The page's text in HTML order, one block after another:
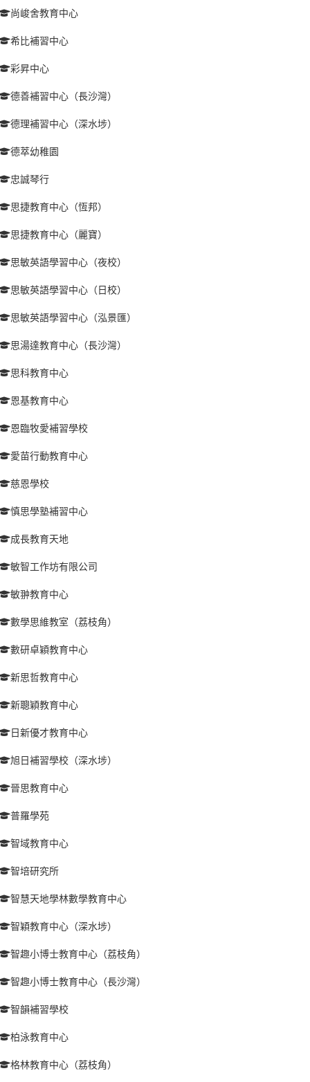
尚峻舍教育中心
希比補習中心
彩昇中心
德善補習中心（長沙灣）
德理補習中心（深水埗）
德萃幼稚園
忠誠琴行
思捷教育中心（恆邦）
思捷教育中心（麗寶）
思敏英語學習中心（夜校）
思敏英語學習中心（日校）
思敏英語學習中心（泓景匯）
思湯達教育中心（長沙灣）
思科教育中心
恩基教育中心
恩臨牧愛補習學校
愛苗行動教育中心
慈恩學校
慎思學塾補習中心
成長教育天地
敏智工作坊有限公司
敏翀教育中心
數學思維教室（荔枝角）
數研卓穎教育中心
新思哲教育中心
新聰穎教育中心
日新優才教育中心
旭日補習學校（深水埗）
晉思教育中心
普羅學苑
智域教育中心
智培研究所
智慧天地學林數學教育中心
智穎教育中心（深水埗）
智趣小博士教育中心（荔枝角）
智趣小博士教育中心（長沙灣）
智韻補習學校
柏泳教育中心
格林教育中心（荔枝角）